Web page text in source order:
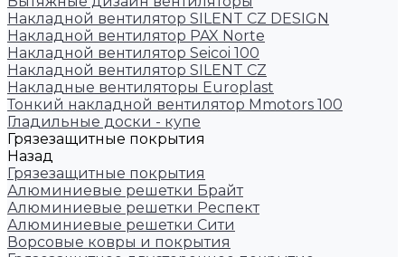
Накладной вентилятор SILENT CZ DESIGN
Накладной вентилятор PAX Norte
Накладной вентилятор Seicoi 100
Накладной вентилятор SILENT CZ
Накладные вентиляторы Europlast
Тонкий накладной вентилятор Mmotors 100
Гладильные доски - купе
Грязезащитные покрытия
Назад
Грязезащитные покрытия
Алюминиевые решетки Брайт
Алюминиевые решетки Респект
Алюминиевые решетки Сити
Ворсовые ковры и покрытия